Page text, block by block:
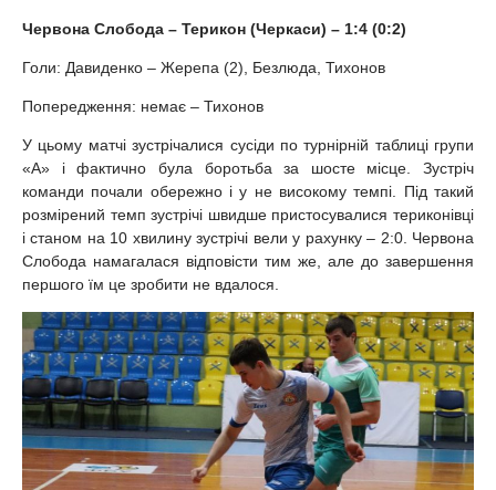
Червона Слобода – Терикон (Черкаси) – 1:4 (0:2)
Голи: Давиденко – Жерепа (2), Безлюда, Тихонов
Попередження: немає – Тихонов
У цьому матчі зустрічалися сусіди по турнірній таблиці групи
«А» і фактично була боротьба за шосте місце. Зустріч
команди почали обережно і у не високому темпі. Під такий
розмірений темп зустрічі швидше пристосувалися териконівці
і станом на 10 хвилину зустрічі вели у рахунку – 2:0. Червона
Слобода намагалася відповісти тим же, але до завершення
першого їм це зробити не вдалося.